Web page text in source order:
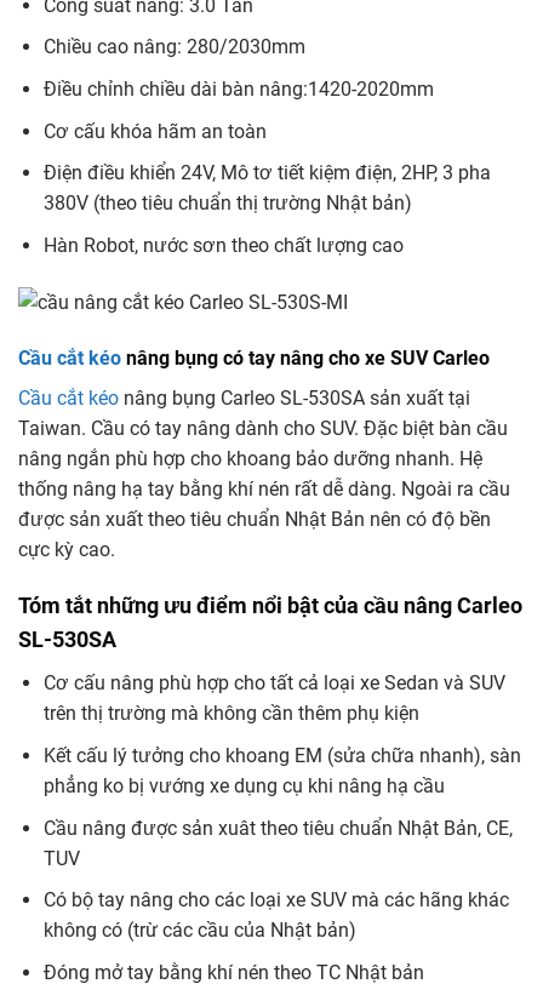
Công suất nâng: 3.0 Tấn
Chiều cao nâng: 280/2030mm
Điều chỉnh chiều dài bàn nâng:1420-2020mm
Cơ cấu khóa hãm an toàn
Điện điều khiển 24V, Mô tơ tiết kiệm điện, 2HP, 3 pha
380V (theo tiêu chuẩn thị trường Nhật bản)
Hàn Robot, nước sơn theo chất lượng cao
Cầu cắt kéo nâng bụng có tay nâng cho xe SUV Carleo
Cầu cắt kéo nâng bụng Carleo SL-530SA sản xuất tại
Taiwan. Cầu có tay nâng dành cho SUV. Đặc biệt bàn cầu
nâng ngắn phù hợp cho khoang bảo dưỡng nhanh. Hệ
thống nâng hạ tay bằng khí nén rất dễ dàng. Ngoài ra cầu
được sản xuất theo tiêu chuẩn Nhật Bản nên có độ bền
cực kỳ cao.
Tóm tắt những ưu điểm nổi bật của cầu nâng Carleo
SL-530SA
Cơ cấu nâng phù hợp cho tất cả loại xe Sedan và SUV
trên thị trường mà không cần thêm phụ kiện
Kết cấu lý tưởng cho khoang EM (sửa chữa nhanh), sàn
phẳng ko bị vướng xe dụng cụ khi nâng hạ cầu
Cầu nâng được sản xuât theo tiêu chuẩn Nhật Bản, CE,
TUV
Có bộ tay nâng cho các loại xe SUV mà các hãng khác
không có (trừ các cầu của Nhật bản)
Đóng mở tay bằng khí nén theo TC Nhật bản